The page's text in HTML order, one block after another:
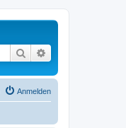
Suche
Anmelden